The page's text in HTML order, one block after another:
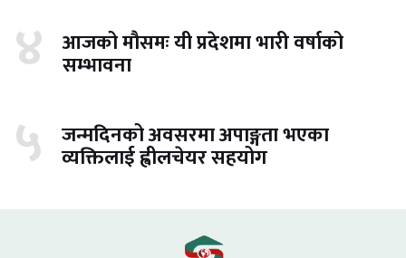
४ आजको मौसमः यी प्रदेशमा भारी वर्षाको
सम्भावना
५ जन्मदिनको अवसरमा अपाङ्गता भएका
व्यक्तिलाई ह्वीलचेयर सहयोग